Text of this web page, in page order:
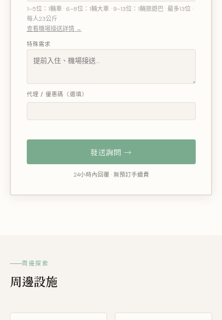
1–5位：1輛車 · 6–8位：1輛大車 · 9–13位：1輛旅遊巴 · 最多13位 ·
每人23公斤
查看機場接送詳情 →
特殊需求
代理 / 優惠碼（選填）
發送詢問 →
24小時內回覆 · 無預訂手續費
周邊探索
周邊設施